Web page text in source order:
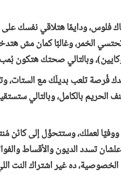
فلوس، ودايمًا هتلاقي نفسك على
الخمر، وغالبًا كمان مش
وبالتالي صحتك هتكون
فُرصة تلعب بديلَك مع الستات،
بالكامل، وبالتالي
لعملك، وستتحوَّل إلى كائن
يوميًا علشان تسدد الديون والأقساط
الخصوصية، ده غير اشتراك النت